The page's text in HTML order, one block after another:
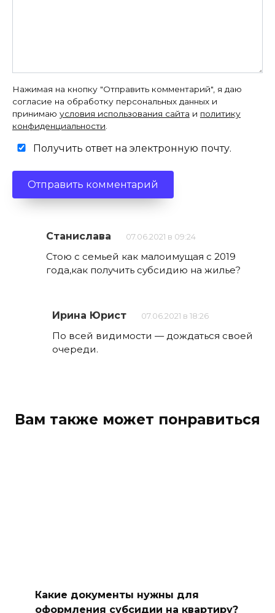
Нажимая на кнопку "Отправить комментарий", я даю
согласие на обработку персональных данных и
принимаю условия использования сайта и политику
конфиденциальности.
Получить ответ на электронную почту.
Станислава 07.06.2021 в 09:24
Стою с семьей как малоимущая с 2019
года,как получить субсидию на жилье?
Ирина Юрист 07.06.2021 в 18:26
По всей видимости — дождаться своей
очереди.
Вам также может понравиться
Какие документы нужны для
оформления субсидии на квартиру?